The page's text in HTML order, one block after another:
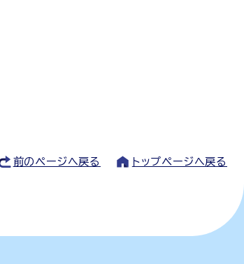
前のページへ戻る トップページへ戻る